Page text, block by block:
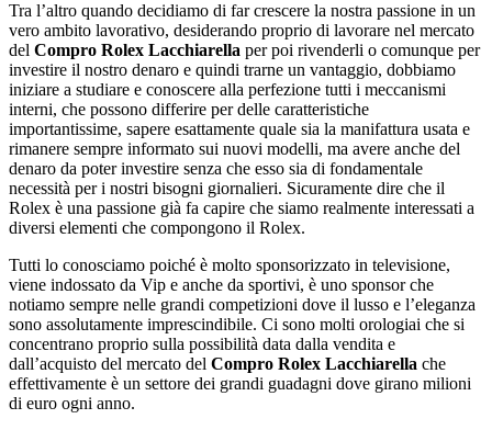
Tra l’altro quando decidiamo di far crescere la nostra passione in un
vero ambito lavorativo, desiderando proprio di lavorare nel mercato
del Compro Rolex Lacchiarella per poi rivenderli o comunque per
investire il nostro denaro e quindi trarne un vantaggio, dobbiamo
iniziare a studiare e conoscere alla perfezione tutti i meccanismi
interni, che possono differire per delle caratteristiche
importantissime, sapere esattamente quale sia la manifattura usata e
rimanere sempre informato sui nuovi modelli, ma avere anche del
denaro da poter investire senza che esso sia di fondamentale
necessità per i nostri bisogni giornalieri. Sicuramente dire che il
Rolex è una passione già fa capire che siamo realmente interessati a
diversi elementi che compongono il Rolex.
Tutti lo conosciamo poiché è molto sponsorizzato in televisione,
viene indossato da Vip e anche da sportivi, è uno sponsor che
notiamo sempre nelle grandi competizioni dove il lusso e l’eleganza
sono assolutamente imprescindibile. Ci sono molti orologiai che si
concentrano proprio sulla possibilità data dalla vendita e
dall’acquisto del mercato del Compro Rolex Lacchiarella che
effettivamente è un settore dei grandi guadagni dove girano milioni
di euro ogni anno.